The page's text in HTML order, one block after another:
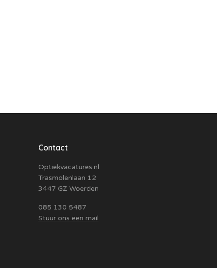
Contact
Optiekvacatures.nl
Trasmolenlaan 12
3447 GZ Woerden
085 130 5487
Stuur ons een mail